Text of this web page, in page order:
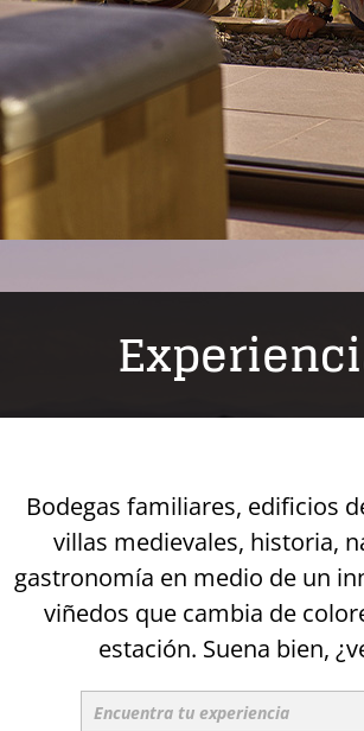
Bodegas familiares, edificios
villas medievales, historia,
gastronomía en medio de un
viñedos que cambia de
estación. Suena bien,